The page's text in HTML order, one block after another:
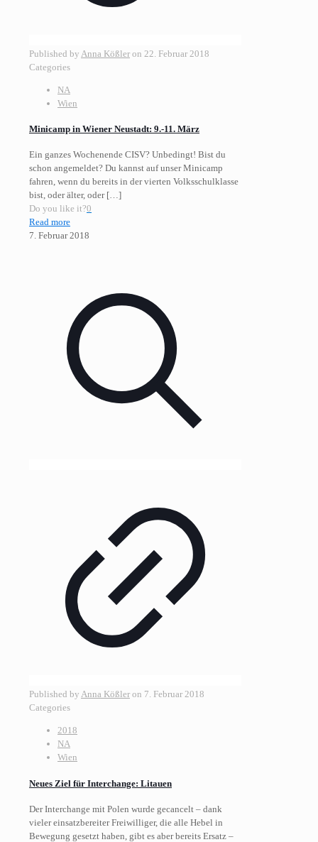
Published by Anna Kößler on 22. Februar 2018
Categories
NA
Wien
Minicamp in Wiener Neustadt: 9.-11. März
Ein ganzes Wochenende CISV? Unbedingt! Bist du
schon angemeldet? Du kannst auf unser Minicamp
fahren, wenn du bereits in der vierten Volksschulklasse
bist, oder älter, oder[…]
Do you like it?0
Read more
7. Februar 2018
Published by Anna Kößler on 7. Februar 2018
Categories
2018
NA
Wien
Neues Ziel für Interchange: Litauen
Der Interchange mit Polen wurde gecancelt – dank
vieler einsatzbereiter Freiwilliger, die alle Hebel in
Bewegung gesetzt haben, gibt es aber bereits Ersatz –